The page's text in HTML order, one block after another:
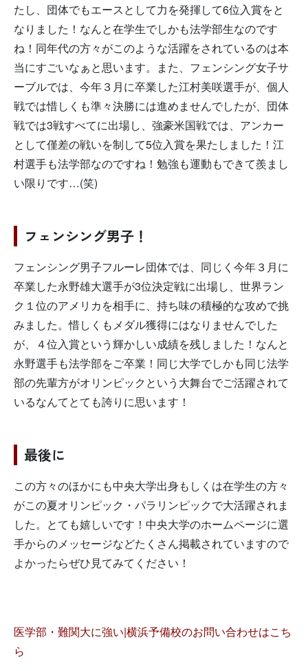
たし、団体でもエースとして力を発揮して6位入賞をと
なりました！なんと在学生でしかも法学部生なのです
ね！同年代の方々がこのような活躍をされているのは本
当にすごいなぁと思います。また、フェンシング女子サ
ーブルでは、今年３月に卒業した江村美咲選手が、個人
戦では惜しくも準々決勝には進めませんでしたが、団体
戦では3戦すべてに出場し、強豪米国戦では、アンカー
として僅差の戦いを制して5位入賞を果たしました！江
村選手も法学部なのですね！勉強も運動もできて羨まし
い限りです…(笑)
フェンシング男子！
フェンシング男子フルーレ団体では、同じく今年３月に
卒業した永野雄大選手が3位決定戦に出場し、世界ラン
ク１位のアメリカを相手に、持ち味の積極的な攻めで挑
みました。惜しくもメダル獲得にはなりませんでした
が、４位入賞という輝かしい成績を残しました！なんと
永野選手も法学部をご卒業！同じ大学でしかも同じ法学
部の先輩方がオリンピックという大舞台でご活躍されて
いるなんてとても誇りに思います！
最後に
この方々のほかにも中央大学出身もしくは在学生の方々
がこの夏オリンピック・パラリンピックで大活躍されま
した。とても嬉しいです！中央大学のホームページに選
手からのメッセージなどたくさん掲載されていますので
よかったらぜひ見てみてください！
医学部・難関大に強い|横浜予備校のお問い合わせはこち
ら